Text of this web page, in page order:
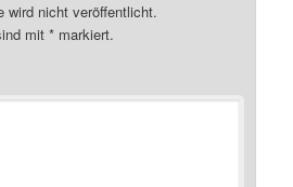
wird nicht veröffentlicht.
mit* markiert.